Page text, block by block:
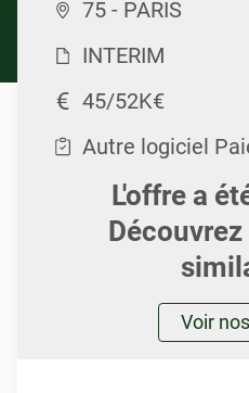
75 - PARIS
INTERIM
45/52K€
Autre logiciel
L'offre a
Voir